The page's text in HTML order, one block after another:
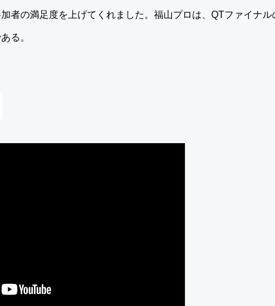
者の満足度を上げてくれました。福山プロは、QTファイナ
る。